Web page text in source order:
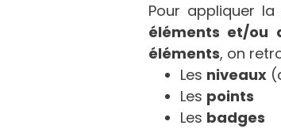
Pour appliquer
éléments et/ou
éléments, on
Les niveaux
Les points
Les badges